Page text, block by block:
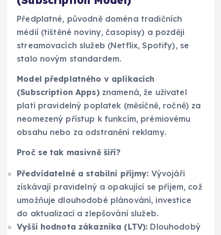
Předplatné, původně doména tradičních
médií (tištěné noviny, časopisy) a později
streamovacích služeb (Netflix, Spotify), se
stalo novým standardem.
Model předplatného v aplikacích
(Subscription Apps)znamená, že uživatel
platí pravidelný poplatek (měsíčně, ročně) za
neomezený přístup k funkcím, prémiovému
obsahu nebo za odstranění reklamy.
Proč se tak masivně šíří?
Předvídatelné a stabilní příjmy: Vývojáři
získávají pravidelný a opakující se příjem, což
umožňuje dlouhodobé plánování, investice
do aktualizací a zlepšování služeb.
Vyšší hodnota zákazníka (LTV): Dlouhodobý